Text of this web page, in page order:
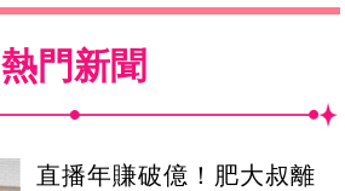
熱門新聞
直播年賺破億！肥大叔離